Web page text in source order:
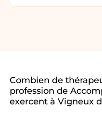
Combien de
profession de
exercent à Vigneux